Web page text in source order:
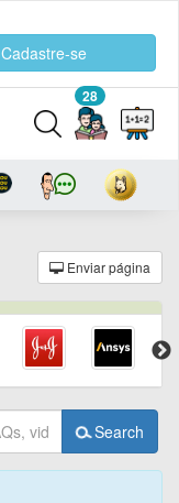
Cadastre-se
28
Enviar página
Search